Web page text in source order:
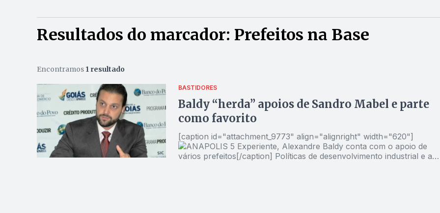
Resultados do marcador: Prefeitos na Base
Encontramos 1 resultado
BASTIDORES
Baldy “herda” apoios de Sandro Mabel e parte
como favorito
[caption id="attachment_9773" align="alignright" width="620"]
Experiente, Alexandre Baldy conta com o apoio de
vários prefeitos[/caption] Políticas de desenvolvimento industrial e a